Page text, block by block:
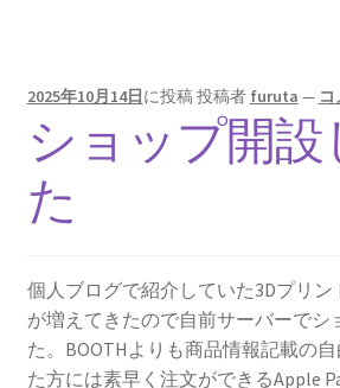
2025年10月14日に投稿投稿者 furuta —
ショップ開設
た
個人ブログで紹介していた3Dプリ
が増えてきたので自前サーバーでシ
た。BOOTHよりも商品情報記載の
た方には素早く注文ができるApple